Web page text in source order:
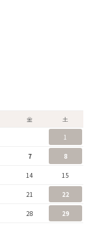
金
土
1
7 8
14 15
21 22
28 29